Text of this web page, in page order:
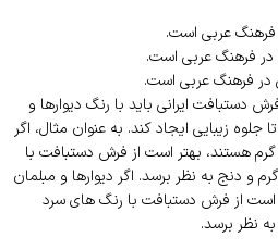
عربی است.
در فرهنگ عربی است.
در فرهنگ عربی است.
دستبافت ایرانی باید با رنگ دیوارها و
زیبایی ایجاد کند. به عنوان مثال، اگر
هستند، بهتر است از فرش دستبافت با
و دنج به نظر برسد. اگر دیوارها و مبلمان
از فرش دستبافت با رنگ های سرد
نظر برسد.